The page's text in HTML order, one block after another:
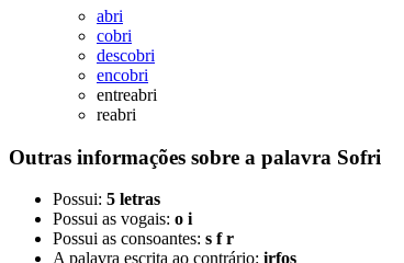
abri
cobri
descobri
encobri
entreabri
reabri
Outras informações sobre a palavra Sofri
Possui: 5 letras
Possui as vogais: o i
Possui as consoantes: s f r
A palavra escrita ao contrário: irfos